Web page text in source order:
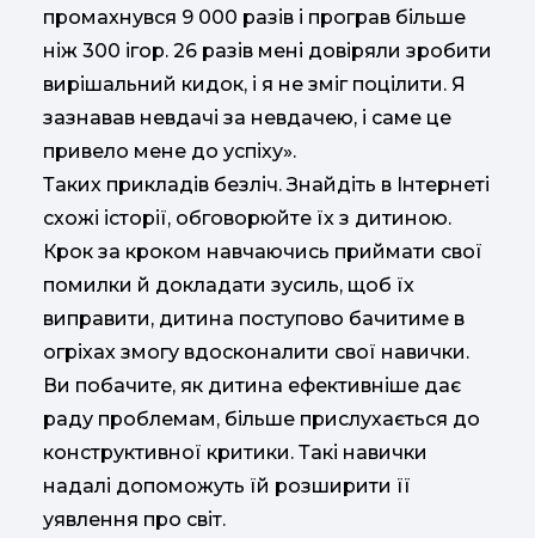
промахнувся 9 000 разів і програв більше
ніж 300 ігор. 26 разів мені довіряли зробити
вирішальний кидок, і я не зміг поцілити. Я
зазнавав невдачі за невдачею, і саме це
привело мене до успіху».
Таких прикладів безліч. Знайдіть в Інтернеті
схожі історії, обговорюйте їх з дитиною.
Крок за кроком навчаючись приймати свої
помилки й докладати зусиль, щоб їх
виправити, дитина поступово бачитиме в
огріхах змогу вдосконалити свої навички.
Ви побачите, як дитина ефективніше дає
раду проблемам, більше прислухається до
конструктивної критики. Такі навички
надалі допоможуть їй розширити її
уявлення про світ.